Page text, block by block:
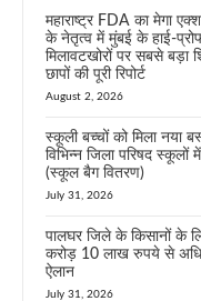
महाराष्ट्र FDA का मेगा
के नेतृत्व में मुंबई के हाई-
मिलावटखोरों पर सबसे बड़ा
छापों की पूरी रिपोर्ट
August 2, 2026
स्कूली बच्चों को मिला नया
विभिन्न जिला परिषद स्कूलों
(स्कूल बैग वितरण)
July 31, 2026
पालघर जिले के किसानों के
करोड़ 10 लाख रुपये से
ऐलान
July 31, 2026